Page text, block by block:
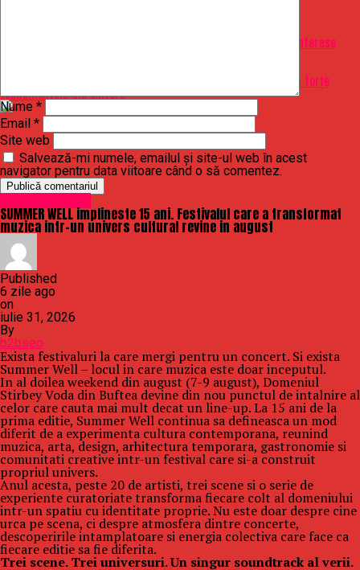
PNL, acuzatie grava: ”Iohannis a batut palma cu PSD pentru interese
Savanţii maghiari ar fi aproape de descoperirea unei a cincea forţe
fundamentale din univers
Nume *
Email *
Site web
Salvează-mi numele, emailul și site-ul web în acest
navigator pentru data viitoare când o să comentez.
SUMMER WELL implineste 15 ani. Festivalul care a transformat
muzica intr-un univers cultural revine in august
Published
6 zile ago
on
iulie 31, 2026
By
b2bseo
Exista festivaluri la care mergi pentru un concert. Si exista
Summer Well – locul in care muzica este doar inceputul.
In al doilea weekend din august (7-9 august), Domeniul
Stirbey Voda din Buftea devine din nou punctul de intalnire al
celor care cauta mai mult decat un line-up. La 15 ani de la
prima editie, Summer Well continua sa defineasca un mod
diferit de a experimenta cultura contemporana, reunind
muzica, arta, design, arhitectura temporara, gastronomie si
comunitati creative intr-un festival care si-a construit
propriul univers.
Anul acesta, peste 20 de artisti, trei scene si o serie de
experiente curatoriate transforma fiecare colt al domeniului
intr-un spatiu cu identitate proprie. Nu este doar despre cine
urca pe scena, ci despre atmosfera dintre concerte,
descoperirile intamplatoare si energia colectiva care face ca
fiecare editie sa fie diferita.
Trei scene. Trei universuri. Un singur soundtrack al verii.